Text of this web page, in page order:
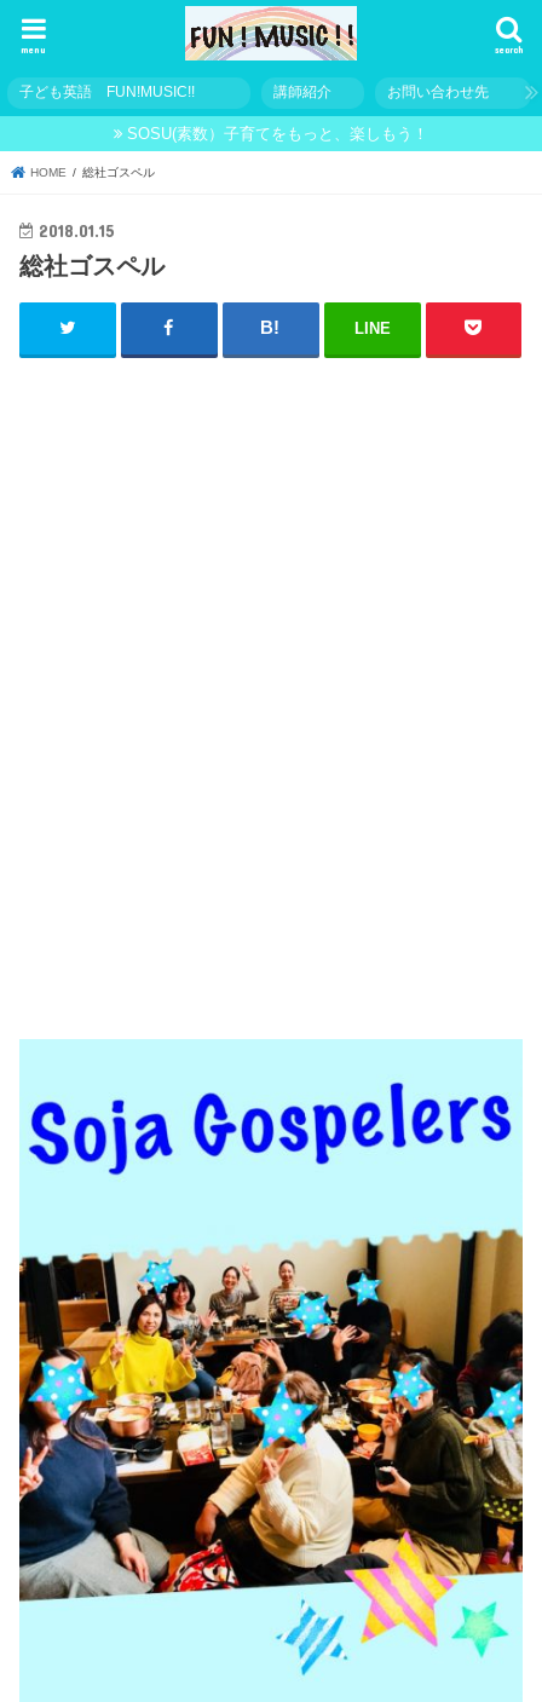
search
menu
子ども英語 FUN!MUSIC!! 講師紹介 お問い合わせ先
SOSU(素数）子育てをもっと、楽しもう！
HOME 総社ゴスペル
2018.01.15
総社ゴスペル
LINE